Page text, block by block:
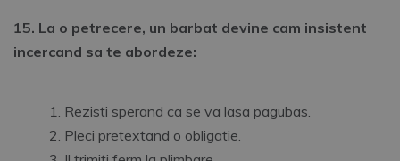
15. La o petrecere, un barbat devine cam insistent
incercand sa te abordeze:
Rezisti sperand ca se va lasa pagubas.
Pleci pretextand o obligatie.